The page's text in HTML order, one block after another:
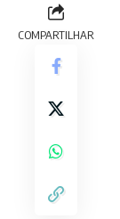
COMPARTILHAR